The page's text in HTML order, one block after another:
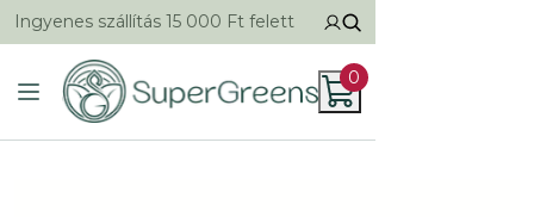
Ingyenes szállítás 15 000 Ft felett
0